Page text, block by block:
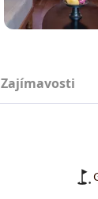
Zajímavosti